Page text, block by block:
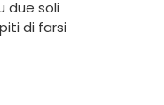
due soli
di farsi